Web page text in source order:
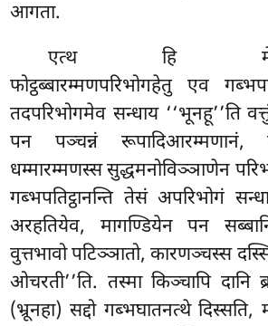
आगता.
एत्थ हि
फोट्ठब्बारम्मणपरिभोगहेतु एव
तदपरिभोगमेव सन्धाय ‘‘भूनहू’’ति
पन पञ्चन्नं रूपादिआरम्मणानं,
धम्मारम्मणस्स सुद्धमनोविञ्ञाणेन
गब्भपतिट्ठानन्ति तेसं अपरिभोगं
अरहतियेव, मागण्डियेन पन
वुत्तभावो पटिञ्ञातो, कारणञ्चस्स
ओचरती’’ति. तस्मा किञ्चापि दानि
(भ्रूनहा) सद्दो गब्भघातनत्थे दिस्सति,